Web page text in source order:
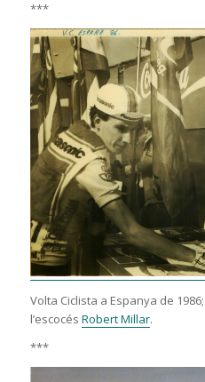
***
Volta Ciclista a Espanya de
l’escocés Robert Millar.
***